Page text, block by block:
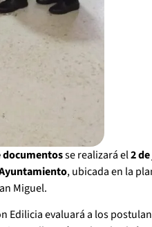
documentosse realizará el2
, ubicada en la
Miguel.
Edilicia evaluará a los